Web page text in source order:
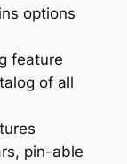
options
feature
of all
pin-able